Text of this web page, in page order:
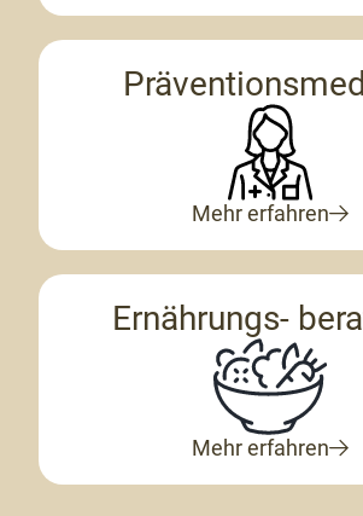
Mehr erfahren
Ernährungs-
Mehr erfahren